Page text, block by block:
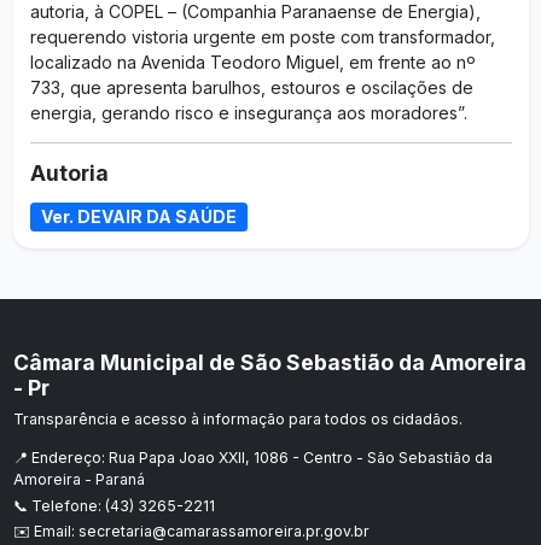
autoria, à COPEL – (Companhia Paranaense de Energia),
requerendo vistoria urgente em poste com transformador,
localizado na Avenida Teodoro Miguel, em frente ao nº
733, que apresenta barulhos, estouros e oscilações de
energia, gerando risco e insegurança aos moradores”.
Autoria
Ver. DEVAIR DA SAÚDE
Câmara Municipal de São Sebastião da Amoreira
- Pr
Transparência e acesso à informação para todos os cidadãos.
📍 Endereço: Rua Papa Joao XXII, 1086 - Centro - São Sebastião da
Amoreira - Paraná
📞 Telefone: (43) 3265-2211
✉️ Email: secretaria@camarassamoreira.pr.gov.br